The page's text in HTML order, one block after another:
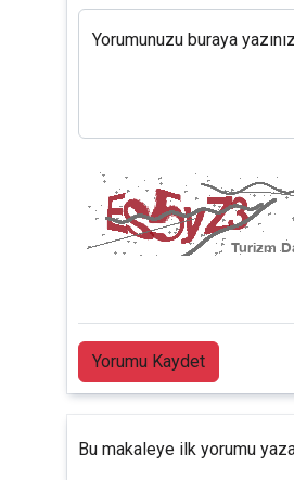
Yorumunuzu buraya
Yorumu Kaydet
Bu makaleye ilk yorumu